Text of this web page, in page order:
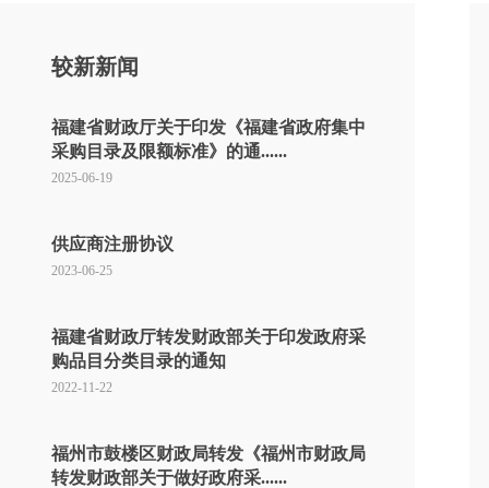
较新新闻
福建省财政厅关于印发《福建省政府集中
采购目录及限额标准》的通......
2025-06-19
供应商注册协议
2023-06-25
福建省财政厅转发财政部关于印发政府采
购品目分类目录的通知
2022-11-22
福州市鼓楼区财政局转发《福州市财政局
转发财政部关于做好政府采......